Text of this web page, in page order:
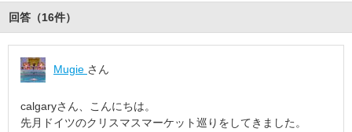
回答（16件）
Mugie さん
calgaryさん、こんにちは。
先月ドイツのクリスマスマーケット巡りをしてきました。